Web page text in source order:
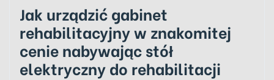
Jak urządzić gabinet
rehabilitacyjny w znakomitej
cenie nabywając stół
elektryczny do rehabilitacji